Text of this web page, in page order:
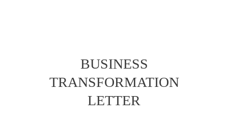
BUSINESS
TRANSFORMATION
LETTER